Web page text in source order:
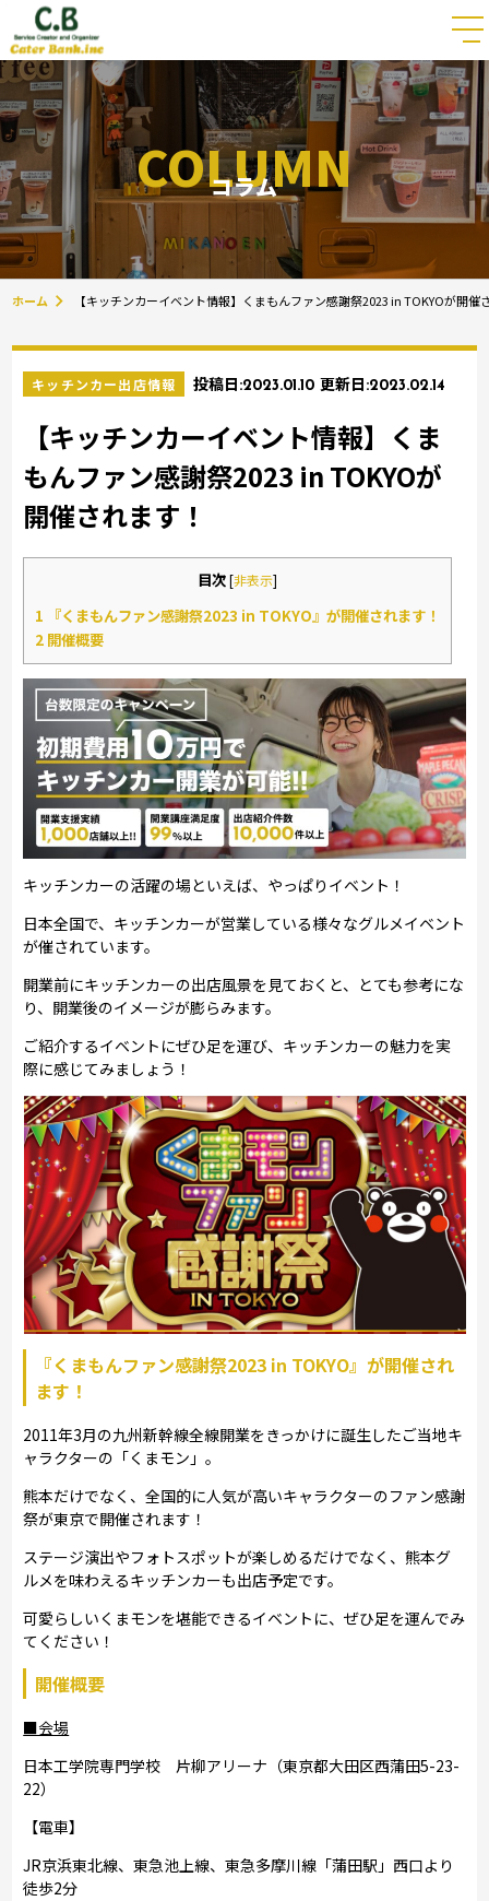
COLUMN
コラム
ホーム 【キッチンカーイベント情報】くまもんファン感謝祭2023 in TOKYOが開催
キッチンカー出店情報 投稿日:2023.01.10 更新日:2023.02.14
【キッチンカーイベント情報】くま
もんファン感謝祭2023 in TOKYOが
開催されます！
目次[非表示]
1 『くまもんファン感謝祭2023 in TOKYO』が開催されます！
2 開催概要
キッチンカーの活躍の場といえば、やっぱりイベント！
日本全国で、キッチンカーが営業している様々なグルメイベント
が催されています。
開業前にキッチンカーの出店風景を見ておくと、とても参考にな
り、開業後のイメージが膨らみます。
ご紹介するイベントにぜひ足を運び、キッチンカーの魅力を実
際に感じてみましょう！
『くまもんファン感謝祭2023 in TOKYO』が開催され
ます！
2011年3月の九州新幹線全線開業をきっかけに誕生したご当地キ
ャラクターの「くまモン」。
熊本だけでなく、全国的に人気が高いキャラクターのファン感謝
祭が東京で開催されます！
ステージ演出やフォトスポットが楽しめるだけでなく、熊本グ
ルメを味わえるキッチンカーも出店予定です。
可愛らしいくまモンを堪能できるイベントに、ぜひ足を運んでみ
てください！
開催概要
■会場
日本工学院専門学校 片柳アリーナ（東京都大田区西蒲田5-23-
22）
【電車】
JR京浜東北線、東急池上線、東急多摩川線「蒲田駅」西口より
徒歩2分